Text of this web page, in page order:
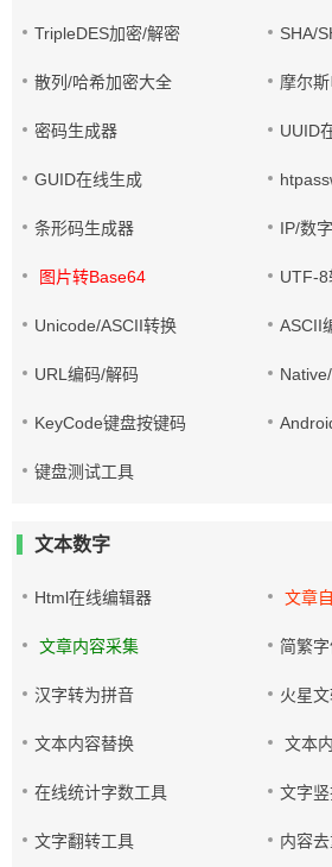
TripleDES加密/解密 SHA/
散列/哈希加密大全 摩尔
密码生成器 UUID
GUID在线生成
条形码生成器 IP/数
图片转Base64 UTF-8
Unicode/ASCII转换 ASCII
URL编码/解码
KeyCode键盘按键码
键盘测试工具
文本数字
Html在线编辑器 文章
文章内容采集 简繁
汉字转为拼音 火星
文本内容替换 文本
在线统计字数工具 文字
文字翻转工具 内容